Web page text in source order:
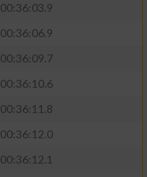
00:36:03.9
00:36:06.9
00:36:09.7
00:36:10.6
00:36:11.8
00:36:12.0
00:36:12.1